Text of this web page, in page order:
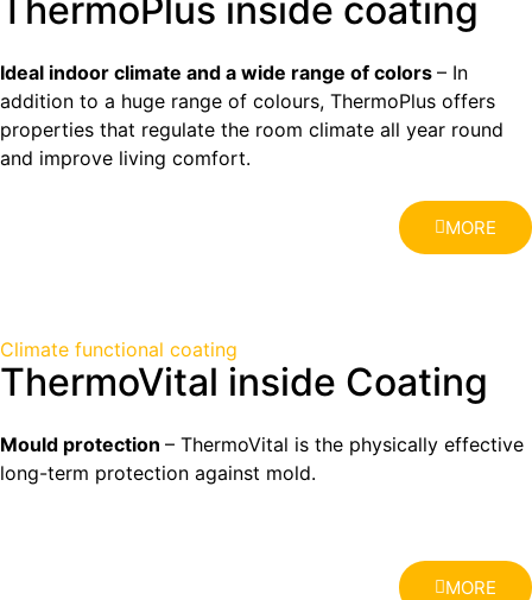
ThermoPlus inside coating
Ideal indoor climate and a wide range of colors – In
addition to a huge range of colours, ThermoPlus offers
properties that regulate the room climate all year round
and improve living comfort.
MORE
Climate functional coating
ThermoVital inside Coating
Mould protection – ThermoVital is the physically effective
long-term protection against mold.
MORE